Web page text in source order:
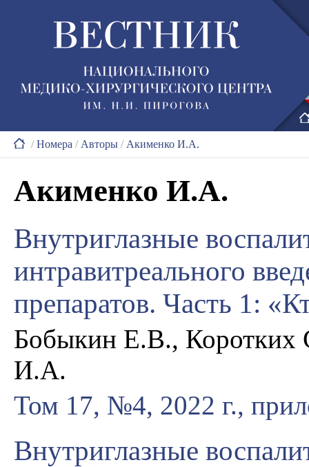
/Номера / Авторы / Акименко И.А.
Акименко И.А.
Внутриглазные
интравитреального
препаратов. Часть 1:
Бобыкин Е.В.,
И.А.
Том 17, №4, 2022 г.,
Внутриглазные